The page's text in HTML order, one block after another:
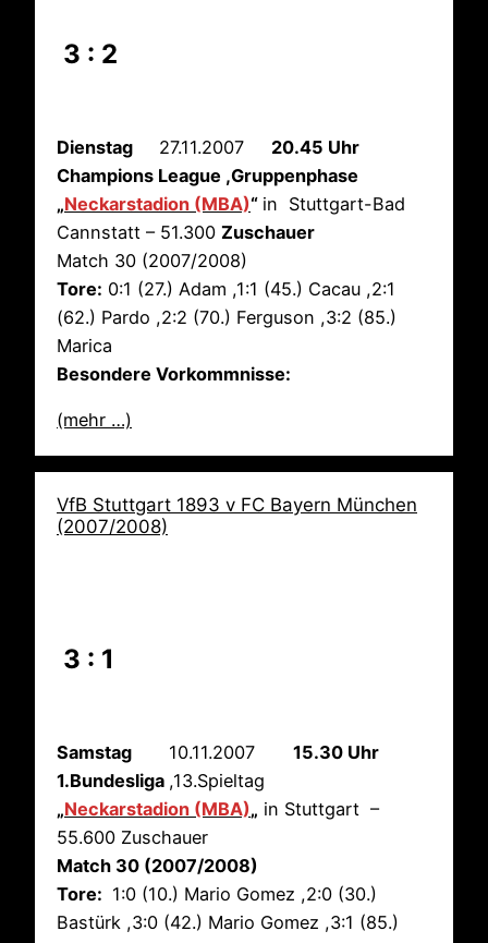
3 : 2
Dienstag 27.11.2007 20.45 Uhr
Champions League ,Gruppenphase
„Neckarstadion (MBA)“ in Stuttgart-Bad
Cannstatt – 51.300 Zuschauer
Match 30 (2007/2008)
Tore: 0:1 (27.) Adam ,1:1 (45.) Cacau ,2:1
(62.) Pardo ,2:2 (70.) Ferguson ,3:2 (85.)
Marica
Besondere Vorkommnisse:
(mehr …)
VfB Stuttgart 1893 v FC Bayern München
(2007/2008)
3 : 1
Samstag 10.11.2007 15.30 Uhr
1.Bundesliga ,13.Spieltag
„Neckarstadion (MBA)„ in Stuttgart –
55.600 Zuschauer
Match 30 (2007/2008)
Tore: 1:0 (10.) Mario Gomez ,2:0 (30.)
Bastürk ,3:0 (42.) Mario Gomez ,3:1 (85.)